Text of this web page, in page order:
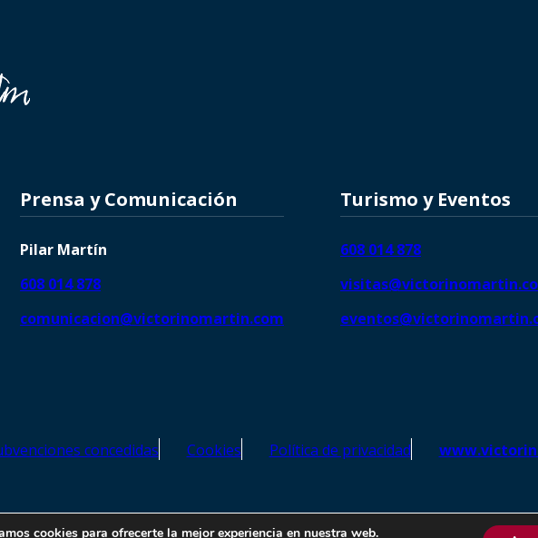
Prensa y Comunicación
Pilar Martín
608 014 878
comunicacion@victorinomartin.com
Turismo y Eventos
608 014 878
concedidas Cookies Política de privacidad
© | Victorino Martín – Todos los derechos reservados | SEO de Agencia
cookies para ofrecerte la mejor experiencia en nuestra web.